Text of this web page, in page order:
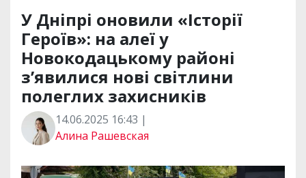
У Дніпрі оновили «Історії
Героїв»: на алеї у
Новокодацькому районі
з’явилися нові світлини
полеглих захисників
14.06.2025 16:43 |
Алина Рашевская